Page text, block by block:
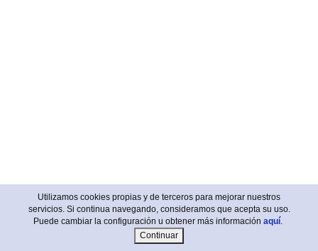
Utilizamos cookies propias y de terceros para mejorar nuestros
servicios. Si continua navegando, consideramos que acepta su uso.
Puede cambiar la configuración u obtener más información aquí.